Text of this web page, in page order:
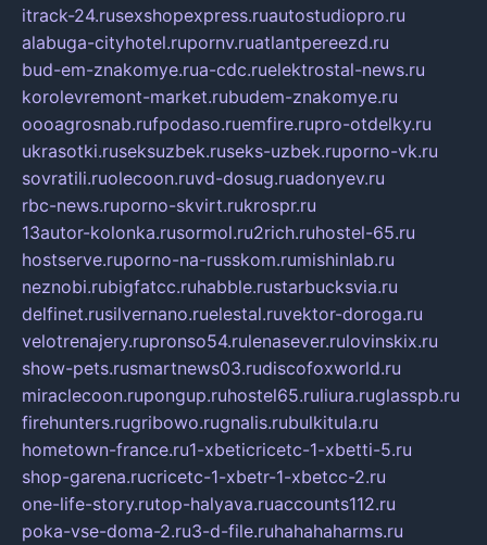
itrack-24.rusexshopexpress.ruautostudiopro.ru
alabuga-cityhotel.rupornv.ruatlantpereezd.ru
bud-em-znakomye.rua-cdc.ruelektrostal-news.ru
korolevremont-market.rubudem-znakomye.ru
oooagrosnab.rufpodaso.ruemfire.rupro-otdelky.ru
ukrasotki.ruseksuzbek.ruseks-uzbek.ruporno-vk.ru
sovratili.ruolecoon.ruvd-dosug.ruadonyev.ru
rbc-news.ruporno-skvirt.rukrospr.ru
13autor-kolonka.rusormol.ru2rich.ruhostel-65.ru
hostserve.ruporno-na-russkom.rumishinlab.ru
neznobi.rubigfatcc.ruhabble.rustarbucksvia.ru
delfinet.rusilvernano.ruelestal.ruvektor-doroga.ru
velotrenajery.rupronso54.rulenasever.rulovinskix.ru
show-pets.rusmartnews03.rudiscofoxworld.ru
miraclecoon.rupongup.ruhostel65.ruliura.ruglasspb.ru
firehunters.rugribowo.rugnalis.rubulkitula.ru
hometown-france.ru1-xbeticricetc-1-xbetti-5.ru
shop-garena.rucricetc-1-xbetr-1-xbetcc-2.ru
one-life-story.rutop-halyava.ruaccounts112.ru
poka-vse-doma-2.ru3-d-file.ruhahahaharms.ru